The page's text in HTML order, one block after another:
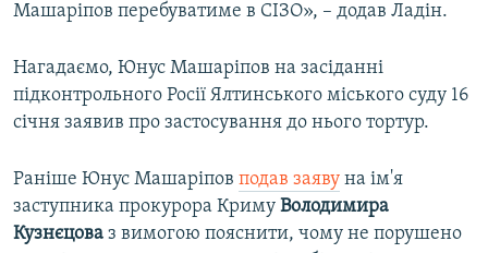
Машаріпов перебуватиме в СІЗО», – додав Ладін.
Нагадаємо, Юнус Машаріпов на засіданні
підконтрольного Росії Ялтинського міського суду 16
січня заявив про застосування до нього тортур.
Раніше Юнус Машаріпов подав заяву на ім'я
заступника прокурора Криму Володимира
Кузнєцова з вимогою пояснити, чому не порушено